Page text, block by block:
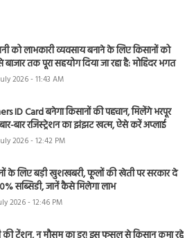
को लाभकारी व्यवसाय बनाने के लिए किसानों को
तक पूरा सहयोग दिया जा रहा है: मोहिंदर भगत
2026 - 11:43 AM
ID Card बनेगा किसानों की पहचान, मिलेंगे भरपूर
बार रजिस्ट्रेशन का झंझट खत्म, ऐसे करें अप्लाई
2026 - 12:42 PM
के लिए बड़ी खुशखबरी, फूलों की खेती पर सरकार दे
सब्सिडी, जानें कैसे मिलेगा लाभ
2026 - 12:46 PM